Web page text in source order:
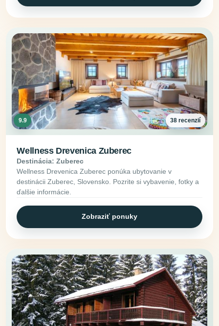
9.9 38 recenzií
Wellness Drevenica Zuberec
Destinácia: Zuberec
Wellness Drevenica Zuberec ponúka ubytovanie v
destinácii Zuberec, Slovensko. Pozrite si vybavenie, fotky a
ďalšie informácie.
Zobraziť ponuky